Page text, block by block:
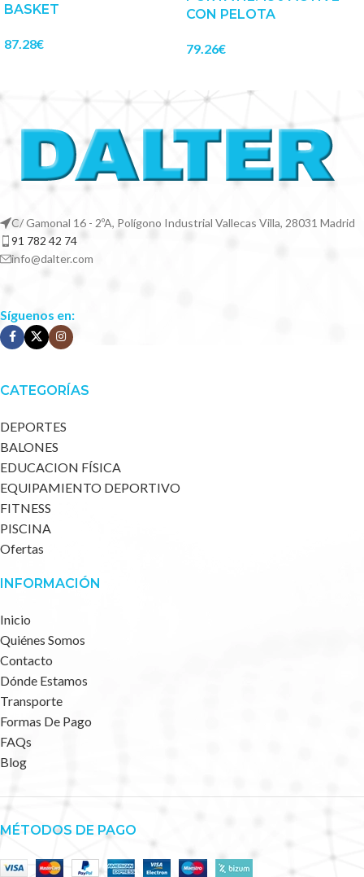
BASKET
87.28€
CON PELOTA
79.26€
C/ Gamonal 16 - 2ºA, Polígono Industrial Vallecas Villa, 28031 Madrid
91 782 42 74
info@dalter.com
Síguenos en:
CATEGORÍAS
DEPORTES
BALONES
EDUCACION FÍSICA
EQUIPAMIENTO DEPORTIVO
FITNESS
PISCINA
Ofertas
INFORMACIÓN
Inicio
Quiénes Somos
Contacto
Dónde Estamos
Transporte
Formas De Pago
FAQs
Blog
MÉTODOS DE PAGO